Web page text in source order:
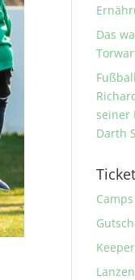
Das
seiner
Darth
Camps